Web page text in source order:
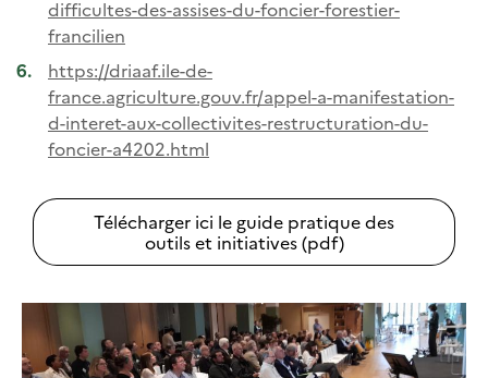
difficultes-des-assises-du-foncier-forestier-
francilien
https://driaaf.ile-de-
france.agriculture.gouv.fr/appel-a-manifestation-
d-interet-aux-collectivites-restructuration-du-
foncier-a4202.html
Télécharger ici le guide pratique des
outils et initiatives (pdf)